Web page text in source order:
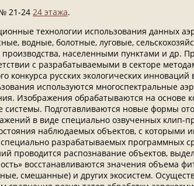
21-24 24 этажа.
технологии использования данных
водные, болотные, луговые,
населенными пунктами и др.
с разрабатываемыми в секторе
конкурса русских экологических
используются многоспектральные
Изображения обрабатываются на основе
Подготавливаются новые формы
в виде специально озвученных клип-
наблюдаемых объектов, с
разрабатываемых программных
проводится распознавание объектов,
восстанавливаются значения объема
смешанные) и других экосистем.